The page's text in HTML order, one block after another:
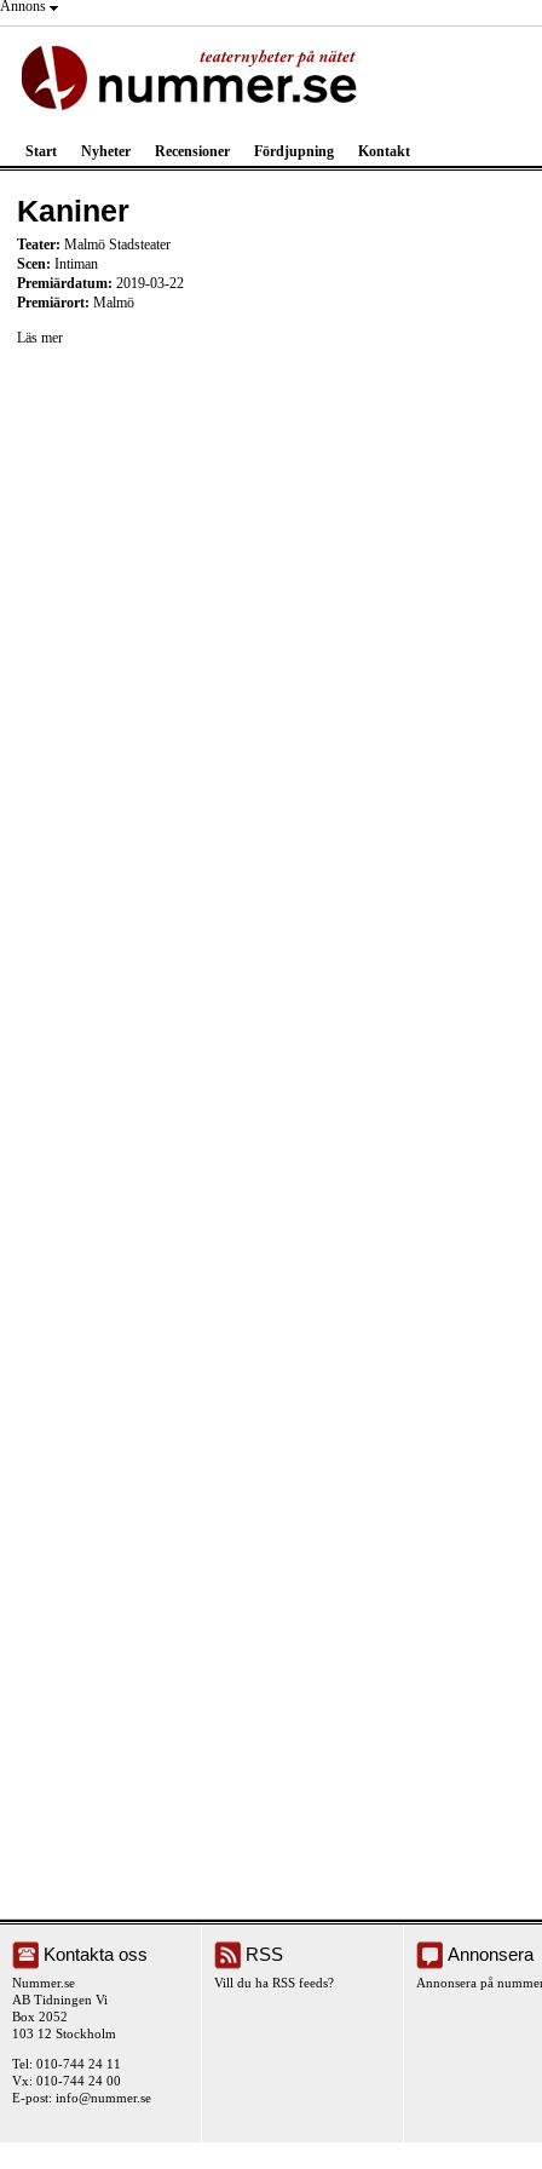
Annons
Start Nyheter Recensioner Fördjupning Kontakt
Kaniner
Teater: Malmö Stadsteater
Scen: Intiman
Premiärdatum: 2019-03-22
Premiärort: Malmö
Läs mer
Kontakta oss
Nummer.se
AB Tidningen Vi
Box 2052
103 12 Stockholm
Tel: 010-744 24 11
Vx: 010-744 24 00
E-post: info@nummer.se
RSS
Vill du ha RSS feeds?
Annonsera
Annonsera på